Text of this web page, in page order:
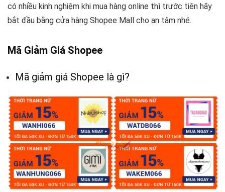
có nhiều kinh nghiệm khi mua hàng online thì trước tiên hãy
bắt đầu bằng cửa hàng Shopee Mall cho an tâm nhé.
Mã Giảm Giá Shopee
Mã giảm giá Shopee là gì?